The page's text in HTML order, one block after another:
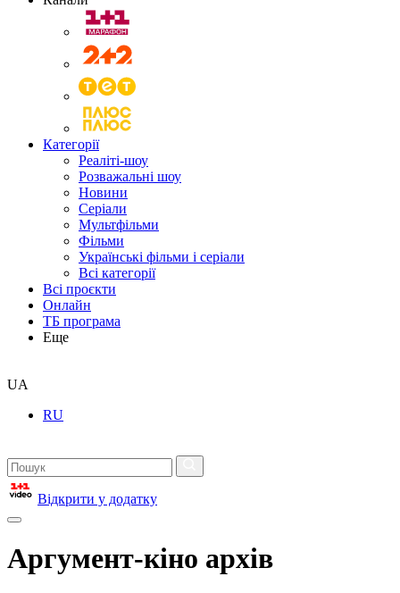
Категорії
Реаліті-шоу
Розважальні шоу
Новини
Серіали
Мультфільми
Фільми
Українські фільми і серіали
Всі категорії
Всі проєкти
Онлайн
ТБ програма
Еще
UA
RU
Відкрити у додатку
Аргумент-кіно архів